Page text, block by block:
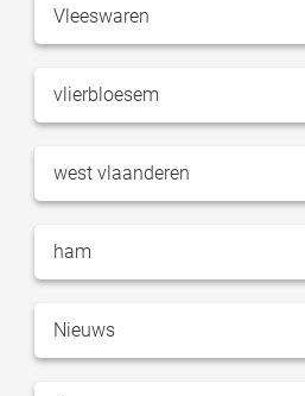
Vleeswaren
vlierbloesem
west vlaanderen
ham
Nieuws